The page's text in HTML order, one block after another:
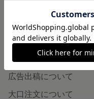
minneの本
企業の方へ
広告出稿について
大口注文について